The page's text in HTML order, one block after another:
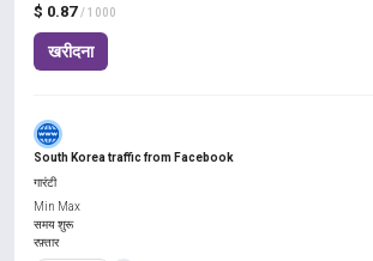
$ 0.87 / 1000
खरीदना
South Korea traffic from Facebook
गारंटी
Min Max
समय शुरू
रफ़्तार